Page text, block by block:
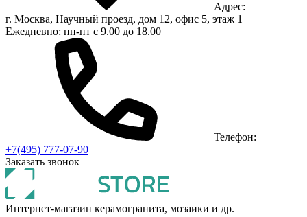
Адрес:
г. Москва, Научный проезд, дом 12, офис 5, этаж 1
Ежедневно: пн-пт с 9.00 до 18.00
Телефон:
+7(495) 777-07-90
Заказать звонок
Интернет-магазин керамогранита, мозаики и др.